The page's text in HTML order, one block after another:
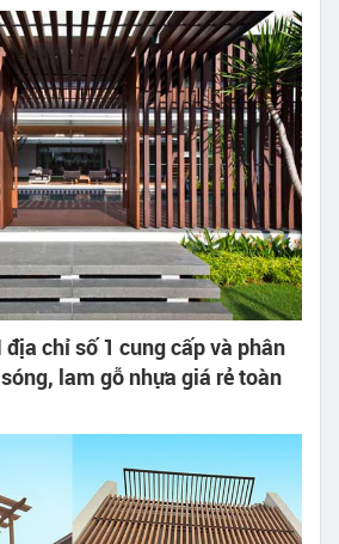
địa chỉ số 1 cung cấp và phân
lam gỗ nhựa giá rẻ toàn